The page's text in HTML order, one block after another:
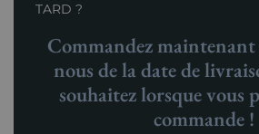
TARD ?
Commandez
nous de la date de
souhaitez lorsque vous
commande !